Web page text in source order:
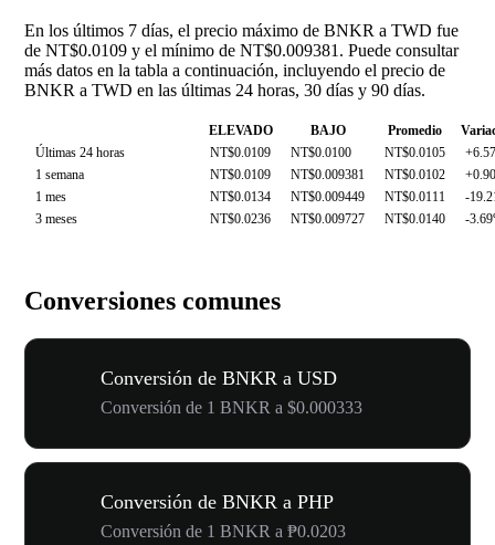
En los últimos 7 días, el precio máximo de BNKR a TWD fue
de NT$0.0109 y el mínimo de NT$0.009381. Puede consultar
más datos en la tabla a continuación, incluyendo el precio de
BNKR a TWD en las últimas 24 horas, 30 días y 90 días.
ELEVADO BAJO Promedio
Últimas 24 horas
NT$0.0109 NT$0.0100 NT$0.0105
1 semana
NT$0.0109 NT$0.009381 NT$0.0102
1 mes
NT$0.0134 NT$0.009449 NT$0.0111
-
3 meses
NT$0.0236 NT$0.009727 NT$0.0140 -
Conversiones comunes
Conversión de BNKR a USD
Conversión de 1 BNKR a $0.000333
Conversión de BNKR a PHP
Conversión de 1 BNKR a ₱0.0203